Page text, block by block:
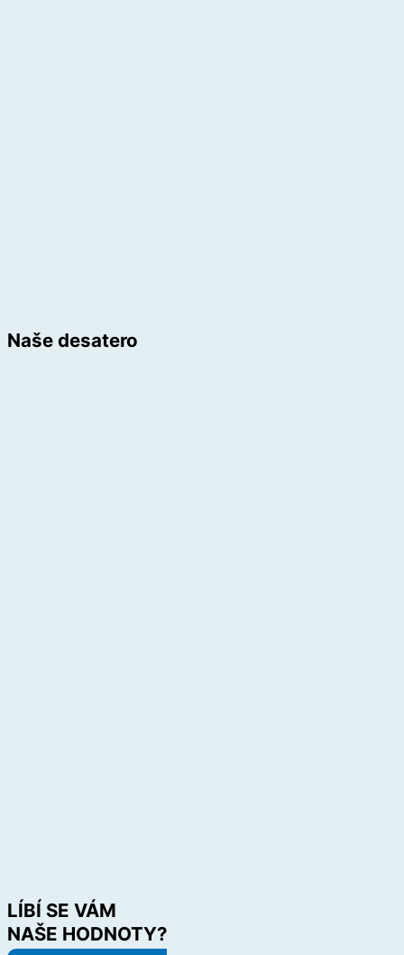
Naše desatero
LÍBÍ SE VÁM
NAŠE HODNOTY?